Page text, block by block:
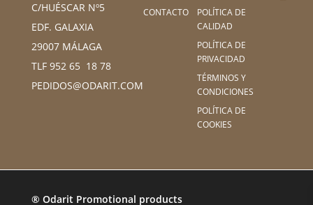
C/HUÉSCAR Nº5
EDF. GALAXIA
29007 MÁLAGA
TLF 952 65 18 78
PEDIDOS@ODARIT.COM
CONTACTO
POLÍTICA DE
CALIDAD
POLÍTICA DE
PRIVACIDAD
TÉRMINOS Y
CONDICIONES
POLÍTICA DE
COOKIES
® Odarit Promotional products